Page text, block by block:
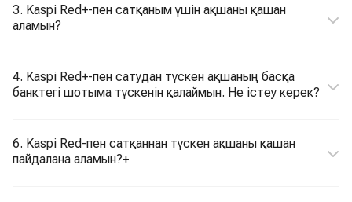
3. Kaspi Red+-пен сатқаным үшін ақшаны қашан
аламын?
4. Kaspi Red+-пен сатудан түскен ақшаның басқа
банктегі шотыма түскенін қалаймын. Не істеу керек?
6. Kaspi Red-пен сатқаннан түскен ақшаны қашан
пайдалана аламын?+